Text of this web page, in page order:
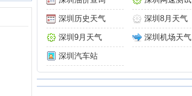
深圳历史天气 深圳8月天气
深圳9月天气 深圳机场天气
深圳汽车站